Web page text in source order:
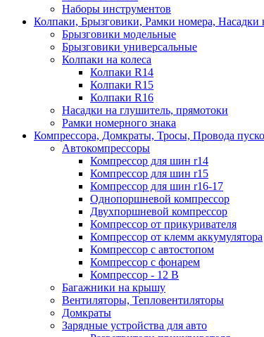
Наборы инструментов
Колпаки, Брызговики, Рамки номера, Насадки
Брызговики модельные
Брызговики универсальные
Колпаки на колеса
Колпаки R14
Колпаки R15
Колпаки R16
Насадки на глушитель, прямотоки
Рамки номерного знака
Компрессора, Домкраты, Тросы, Провода
Автокомпрессоры
Компрессор для шин r14
Компрессор для шин r15
Компрессор для шин r16-17
Однопоршневой компрессор
Двухпоршневой компрессор
Компрессор от прикуривателя
Компрессор от клемм аккумулятора
Компрессор с автостопом
Компрессор с фонарем
Компрессор - 12 В
Багажники на крышу
Вентиляторы, Тепловентиляторы
Домкраты
Зарядные устройства для авто